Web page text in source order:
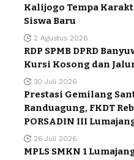
Kalijogo Tempa
Siswa Baru
2 Agustus 2026
RDP SPMB DPRD
Kursi Kosong dan
30 Juli 2026
Prestasi Gemilang
Randuagung, FKDT
PORSADIN III
26 Juli 2026
MPLS SMKN 1